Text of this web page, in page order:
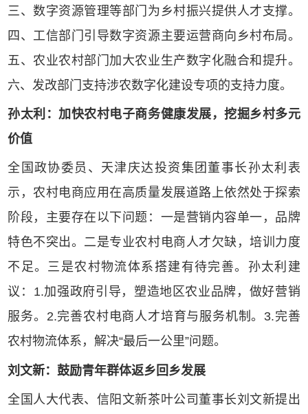
三、数字资源管理等部门为乡村振兴提供人才支撑。
四、工信部门引导数字资源主要运营商向乡村布局。
五、农业农村部门加大农业生产数字化融合和提升。
六、发改部门支持涉农数字化建设专项的支持力度。
孙太利：加快农村电子商务健康发展，挖掘乡村多元
价值
全国政协委员、天津庆达投资集团董事长孙太利表
示，农村电商应用在高质量发展道路上依然处于探索
阶段，主要存在以下问题：一是营销内容单一，品牌
特色不突出。二是专业农村电商人才欠缺，培训力度
不足。三是农村物流体系搭建有待完善。孙太利建
议：1.加强政府引导，塑造地区农业品牌，做好营销
服务。2.完善农村电商人才培育与服务机制。3.完善
农村物流体系，解决“最后一公里”问题。
刘文新：鼓励青年群体返乡回乡发展
全国人大代表、信阳文新茶叶公司董事长刘文新提出
武汉【长江凯旋
城】滨江华宅热卖
中